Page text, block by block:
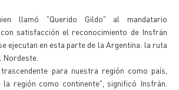
llamó "Querido Gildo" al mandatario
satisfacción el reconocimiento de Insfrán
ejecutan en esta parte de la Argentina: la ruta
Nordeste.
para nuestra región como país,
región como continente", significó Insfrán.